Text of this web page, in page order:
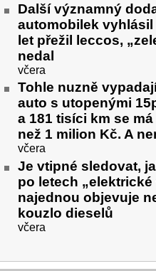
Další významný
automobilek vyhlásil
let přežil leccos,
nedal
včera
Tohle nuzně
auto s utopenými
a 181 tisíci km se
než 1 milion Kč. A
včera
Je vtipné sledovat,
po letech
najednou objevuje
kouzlo dieselů
včera